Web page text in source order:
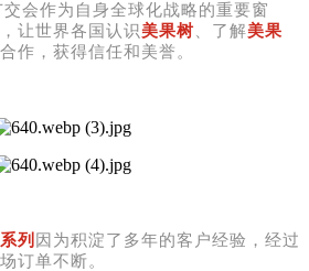
交会作为自身全球化战略的重要窗
让世界各国认识美果树、了解美果
作，获得信任和美誉。
列 因为积淀了多年的客户经验，经过
订单不断。